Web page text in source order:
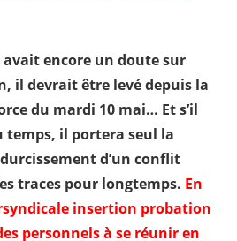
encore un doute sur
il devrait être levé depuis la
du mardi 10 mai… Et s’il
temps, il portera seul la
d’un conflit
traces pour longtemps. En
insertion probation
personnels à se réunir en